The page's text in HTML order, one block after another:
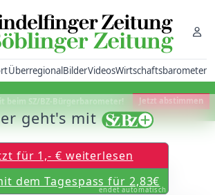
ÜberregionalBilderVideosWirtschaftsbarometer
beim SZ/BZ-Bürgerbarometer! Jetzt abstimmen
als Magnet
geht's mit
für 1,- € weiterlesen
dem Tagespass für 2,83€
endet automatisch